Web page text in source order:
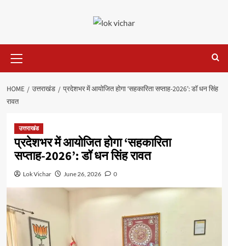
Menu
HOME उत्तराखंड
प्रदेशभर में आयोजित होगा ‘सहकारिता सप्ताह-2026’: डॉ धन सिंह
रावत
उत्तराखंड
प्रदेशभर में आयोजित होगा ‘सहकारिता
सप्ताह-2026’: डॉ धन सिंह रावत
Lok Vichar June 26, 2026 0